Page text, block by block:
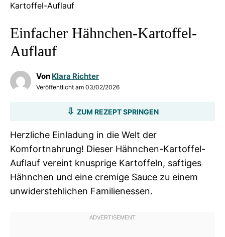
Kartoffel-Auflauf
Einfacher Hähnchen-Kartoffel-
Auflauf
Von Klara Richter
Veröffentlicht am 03/02/2026
ZUM REZEPT SPRINGEN
Herzliche Einladung in die Welt der
Komfortnahrung! Dieser Hähnchen-Kartoffel-
Auflauf vereint knusprige Kartoffeln, saftiges
Hähnchen und eine cremige Sauce zu einem
unwiderstehlichen Familienessen.